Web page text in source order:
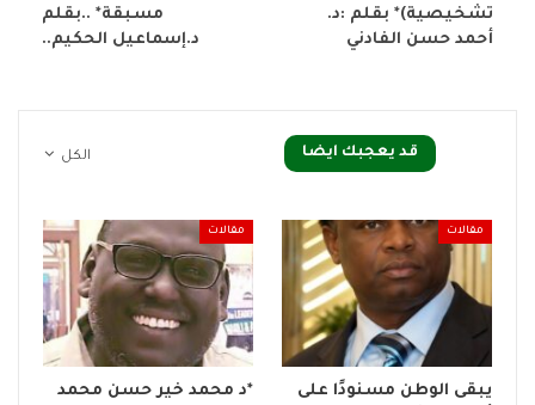
تشخيصية)* بقلم :د.
أحمد حسن الفادني
مسبقة* ..بقلم
د.إسماعيل الحكيم..
الكل قد يعجبك ايضا
مقالات
يبقى الوطن مسنودًا على
مقالات
*د محمد خير حسن محمد